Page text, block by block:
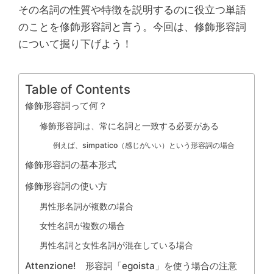
その名詞の性質や特徴を説明するのに役立つ単語
のことを修飾形容詞と言う。今回は、修飾形容詞
について掘り下げよう！
Table of Contents
修飾形容詞って何？
修飾形容詞は、常に名詞と一致する必要がある
例えば、simpatico（感じがいい）という形容詞の場合
修飾形容詞の基本形式
修飾形容詞の使い方
男性形名詞が複数の場合
女性名詞が複数の場合
男性名詞と女性名詞が混在している場合
Attenzione! 形容詞「egoista」を使う場合の注意